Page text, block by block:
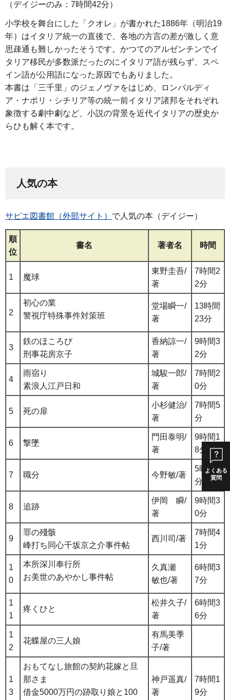
よくある
質問
（デイジーのみ：7時間42分）
小学校を舞台にした「クオレ」が書かれた1886年（明治19
年）はイタリア統一の直後で、各地の方言の差が激しく意
思疎通も難しかったそうです。かつてのアルゼンチンでイ
タリア移民が多数派だったのにイタリア語が残らず、スペ
イン語が公用語になった原因でもありました。
本書は「三千里」のジェノヴァをはじめ、ロンバルディ
ア・ナポリ・シチリア等の統一前イタリア諸邦をそれぞれ
象徴する劇中劇など、小説の背景を近代イタリアの歴史か
らひも解く本です。
人気の本
サピエ図書館（外部サイト） で人気の本（デイジー）
順
位
書名 著者名 時間
1 魔球
東野圭吾/
著
7時間2
2分
2
初心の業
警視庁特殊事件対策班
堂場瞬一/
著
13時間
23分
3
鉄のほころび
刑事花房京子
香納諒一/
著
9時間3
2分
4
雨宿り
素浪人江戸日和
城駿一郎/
著
7時間2
0分
5 死の扉
小杉健治/
著
7時間5
分
6 撃墜
門田泰明/
著
9時間1
8分
7 職分 今野敏/著
5時間7
分
8 追跡
伊岡 瞬/
著
9時間3
0分
9
罪の殘骸
峰打ち同心千坂京之介事件帖
西川司/著
7時間4
1分
1
0
本所深川奉行所
お美世のあやかし事件帖
久真瀬
敏也/著
6時間3
7分
1
1
疼くひと
松井久子/
著
6時間3
6分
1
2
花蝶屋の三人娘
有馬美季
子/著
1
3
おもてなし旅館の契約花嫁と旦
那さま
借金5000万円の跡取り娘と100
神戸遥真/
著
7時間1
9分